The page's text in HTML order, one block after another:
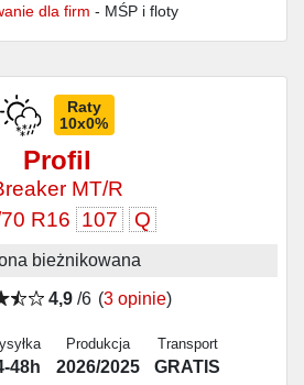
dla firm - MŚP i floty
Raty
10x0%
Profil
MT/R
R16 107 Q
bieżnikowana
4,9/6 (3 opinie)
48h
Produkcja
2026/2025
Transport
GRATIS